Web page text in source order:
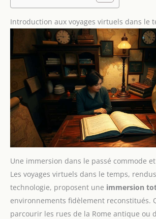
Introduction aux voyages virtuels dans le
Une immersion dans le passé commode
Les voyages virtuels dans le temps,
technologie, proposent une immersion
environnements fidèlement reconstitués.
parcourir les rues de la Rome antique ou